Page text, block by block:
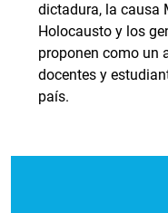
dictadura, la causa
Holocausto y los
proponen como un
docentes y
país.